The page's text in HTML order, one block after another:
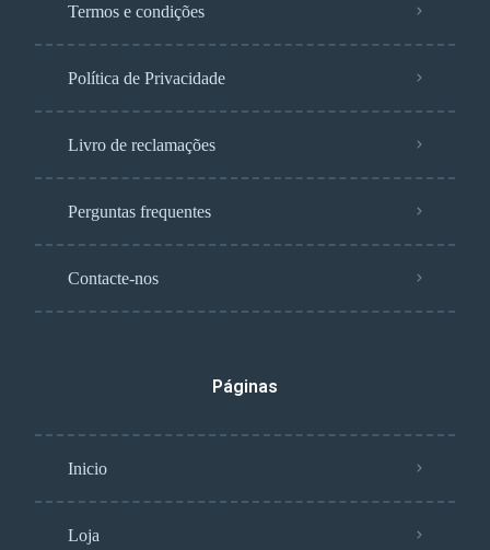
Termos e condições
Política de Privacidade
Livro de reclamações
Perguntas frequentes
Contacte-nos
Páginas
Inicio
Loja